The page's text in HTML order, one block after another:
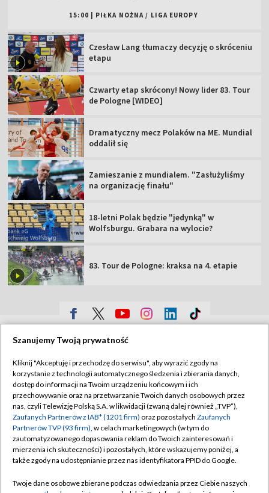
15:00 PIŁKA NOŻNA / LIGA EUROPY
Czesław Lang tłumaczy decyzję o skróceniu
etapu
Czwarty etap skrócony! Nowy lider 83. Tour
de Pologne [WIDEO]
Dramatyczny mecz Polaków na ME. Mundial
oddalił się
Zamieszanie z mundialem. "Zasłużyliśmy
na organizację finału"
18-letni Polak będzie "jedynką" w
Wolfsburgu. Grabara na wylocie?
83. Tour de Pologne: kraksa na 4. etapie
Sklep TVP
Biuro Reklamy
Oferta Handlowa
Telegazeta ogłoszenia
Emisja w TVP
Ogłoszenia przetargowe
Polityka prywatności
Moje zgody
Biuro reklamy
Kontakt
Szanujemy Twoją prywatność
Kliknij "Akceptuję i przechodzę do serwisu", aby wyrazić zgody na
korzystanie z technologii automatycznego śledzenia i zbierania danych,
dostęp do informacji na Twoim urządzeniu końcowym i ich
przechowywanie oraz na przetwarzanie Twoich danych osobowych przez
nas, czyli Telewizję Polską S.A. w likwidacji (zwaną dalej również „TVP”),
Zaufanych Partnerów z IAB* (1201 firm) oraz pozostałych Zaufanych
Partnerów TVP (93 firm), w celach marketingowych (w tym do
zautomatyzowanego dopasowania reklam do Twoich zainteresowań i
mierzenia ich skuteczności) i pozostałych, które wskazujemy poniżej, a
także zgody na udostępnianie przez nas identyfikatora PPID do Google.
Twoje dane osobowe zbierane podczas odwiedzania przez Ciebie naszych